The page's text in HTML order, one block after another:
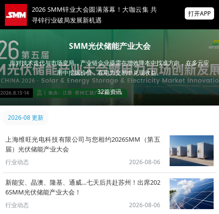
2026 SMM锌业大会圆满落幕！大咖云集 共
寻锌行业破局发展新机遇
掌上有色
为有色行业打造的神器
非农爆冷打击加息预期 美元周线两连跌 金属
涨跌互现 贵金属周线大反攻【隔夜行情】
打开APP
SMM光伏储能产业大会
面对技术迭代与市场变局，产业链企业亟需在增效降本中找准方向，在多元应
用中挖掘价值，在电力交易中兑现收益。
32篇资讯
2026-08 更新
上海维旺光电科技有限公司与您相约2026SMM（第五
届）光伏储能产业大会
行业动态 2026-08-06
新能安、晶澳、隆基、通威…七天后共赴苏州！出席202
6SMM光伏储能产业大会！
行业动态 2026-08-06